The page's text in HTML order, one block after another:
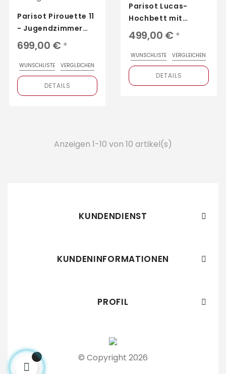
Parisot Pirouette 11
- Jugendzimmer
mit Hochbett,
Schrank,
Schreibtisch und...
699,00 € *
WUNSCHLISTE VERGLEICHEN
DETAILS
Parisot Lucas-
Hochbett mit
Schreibtisch und
viel Stauraum
499,00 € *
WUNSCHLISTE VERGLEICHEN
DETAILS
Anzeigen 1-10 von 10 artikel(s)
KUNDENDIENST 
KUNDENINFORMATIONEN 
PROFIL 
© Copyright 2026